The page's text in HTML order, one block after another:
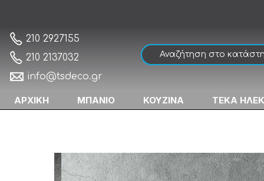
210 2927155
210 2137032
info@tsdeco.gr
ΑΡΧΙΚΗ ΜΠΑΝΙΟ ΚΟΥΖΙΝΑ ΤΕΚΑ